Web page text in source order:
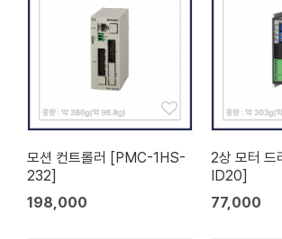
모션 컨트롤러 [PMC-1HS-
232]
198,000
2상 모터
ID20]
77,000